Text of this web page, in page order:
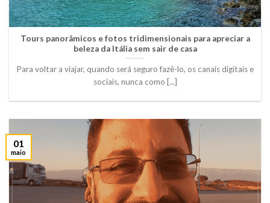
Tours panorâmicos e fotos tridimensionais para apreciar a
beleza da Itália sem sair de casa
Para voltar a viajar, quando será seguro fazê-lo, os canais digitais e
sociais, nunca como [...]
01
maio